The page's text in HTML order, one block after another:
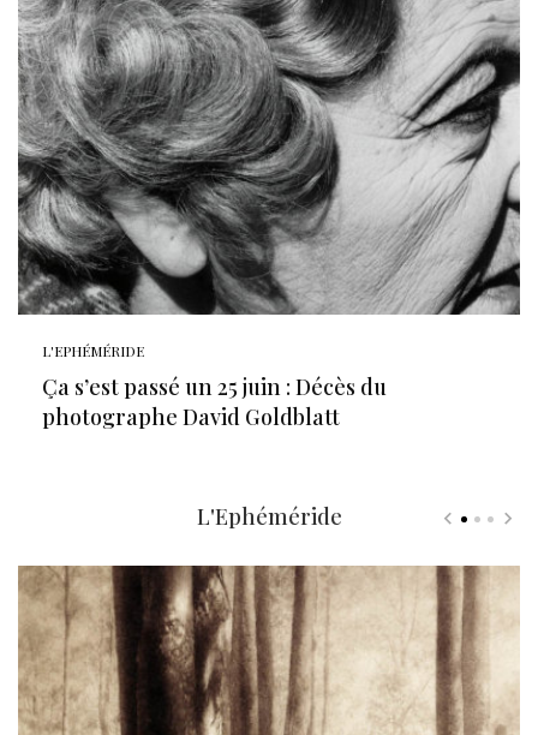
L'EPHÉMÉRIDE
Ça s’est passé un 25 juin : Décès du
photographe David Goldblatt
L'Ephéméride